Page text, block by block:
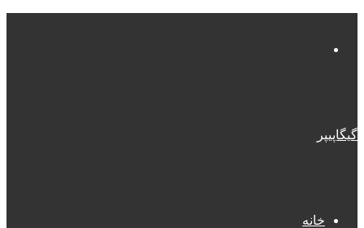
گیگاپیپر
خانه